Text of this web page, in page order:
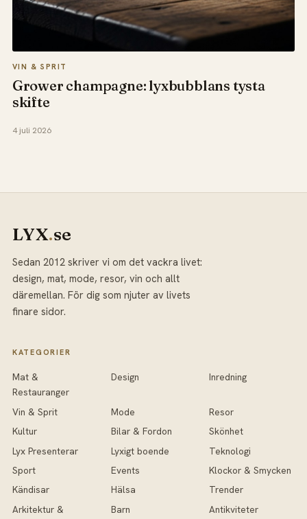
VIN & SPRIT
Grower champagne: lyxbubblans tysta
skifte
4 juli 2026
LYX.se
Sedan 2012 skriver vi om det vackra livet:
design, mat, mode, resor, vin och allt
däremellan. För dig som njuter av livets
finare sidor.
KATEGORIER
Mat &
Restauranger
Design Inredning
Vin & Sprit Mode
Resor
Kultur
Bilar & Fordon
Skönhet
Lyx Presenterar
Lyxigt boende
Teknologi
Sport
Events
Klockor & Smycken
Kändisar
Hälsa
Trender
Arkitektur &
Barn Antikviteter